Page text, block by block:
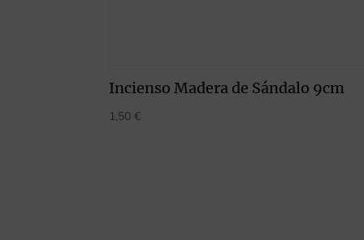
Incienso Madera de Sándalo 9cm
1,50 €